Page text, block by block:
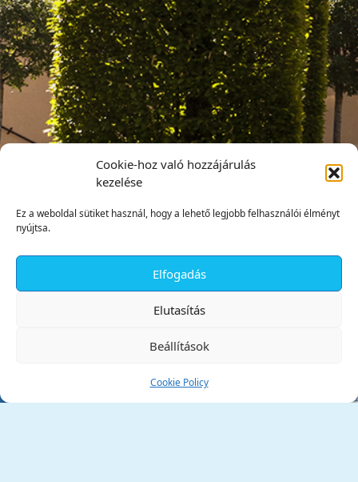
Cookie-hoz való hozzájárulás
kezelése
Ez a weboldal sütiket használ, hogy a lehető legjobb felhasználói élményt
nyújtsa.
Elfogadás
Elutasítás
Beállítások
Cookie Policy
Tata Város Önkormányzata
✕